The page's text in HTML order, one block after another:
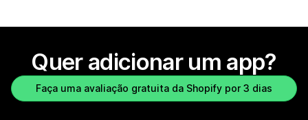
Quer adicionar um app?
Faça uma avaliação gratuita da Shopify por 3 dias